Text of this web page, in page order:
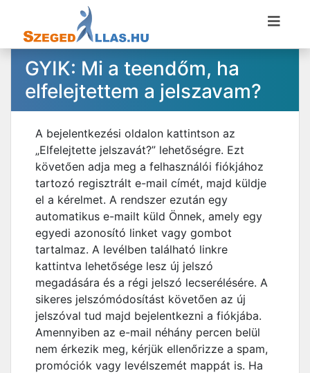
GYIK: Mi a teendőm, ha
elfelejtettem a jelszavam?
A bejelentkezési oldalon kattintson az
„Elfelejtette jelszavát?” lehetőségre. Ezt
követően adja meg a felhasználói fiókjához
tartozó regisztrált e-mail címét, majd küldje
el a kérelmet. A rendszer ezután egy
automatikus e-mailt küld Önnek, amely egy
egyedi azonosító linket vagy gombot
tartalmaz. A levélben található linkre
kattintva lehetősége lesz új jelszó
megadására és a régi jelszó lecserélésére. A
sikeres jelszómódosítást követően az új
jelszóval tud majd bejelentkezni a fiókjába.
Amennyiben az e-mail néhány percen belül
nem érkezik meg, kérjük ellenőrizze a spam,
promóciók vagy levélszemét mappát is. Ha